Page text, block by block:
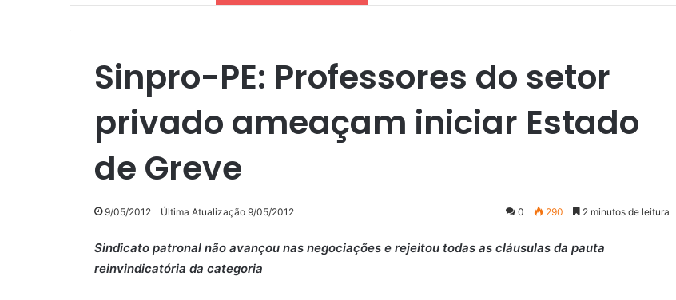
Sinpro-PE: Professores do setor
privado ameaçam iniciar Estado
de Greve
9/05/2012 Última Atualização 9/05/2012 0 290 2 minutos de leitura
Sindicato patronal não avançou nas negociações e rejeitou todas as cláusulas da pauta
reinvindicatória da categoria